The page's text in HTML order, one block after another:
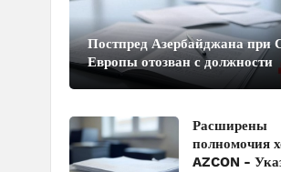
Постпред Азербайджана при
Европы отозван с должности
Расширены
полномочия
AZCON -